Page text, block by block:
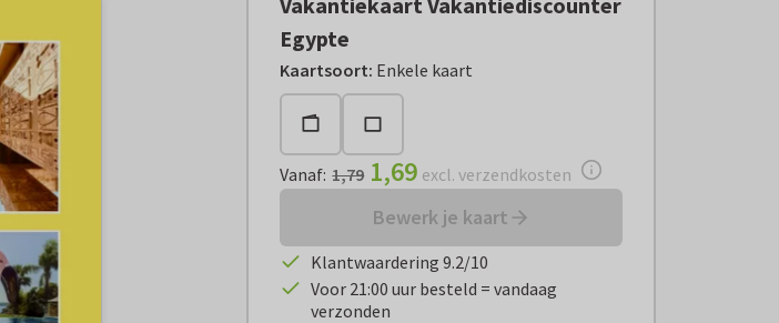
Egypte
Kaartsoort: Enkele kaart
Vanaf:€ 1,69 excl. verzendkosten
Vanaf: 1,79 1,69 excl. verzendkosten
Bewerk je kaart
Klantwaardering 9.2/10
Voor 21:00 uur besteld = vandaag
verzonden